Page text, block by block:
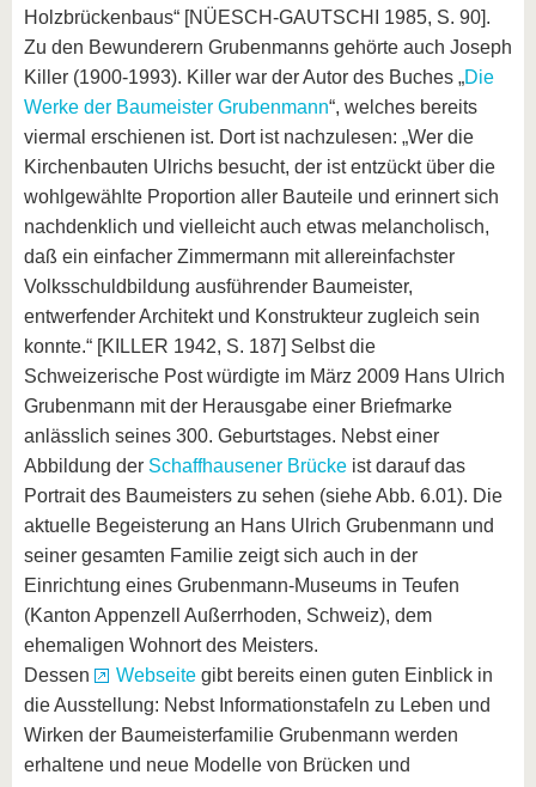
Holzbrückenbaus“ [NÜESCH-GAUTSCHI 1985, S. 90].
Zu den Bewunderern Grubenmanns gehörte auch Joseph
Killer (1900-1993). Killer war der Autor des Buches „Die
Werke der Baumeister Grubenmann“, welches bereits
viermal erschienen ist. Dort ist nachzulesen: „Wer die
Kirchenbauten Ulrichs besucht, der ist entzückt über die
wohlgewählte Proportion aller Bauteile und erinnert sich
nachdenklich und vielleicht auch etwas melancholisch,
daß ein einfacher Zimmermann mit allereinfachster
Volksschuldbildung ausführender Baumeister,
entwerfender Architekt und Konstrukteur zugleich sein
konnte.“ [KILLER 1942, S. 187] Selbst die
Schweizerische Post würdigte im März 2009 Hans Ulrich
Grubenmann mit der Herausgabe einer Briefmarke
anlässlich seines 300. Geburtstages. Nebst einer
Abbildung der Schaffhausener Brücke ist darauf das
Portrait des Baumeisters zu sehen (siehe Abb. 6.01). Die
aktuelle Begeisterung an Hans Ulrich Grubenmann und
seiner gesamten Familie zeigt sich auch in der
Einrichtung eines Grubenmann-Museums in Teufen
(Kanton Appenzell Außerrhoden, Schweiz), dem
ehemaligen Wohnort des Meisters.
Dessen
Webseite gibt bereits einen guten Einblick in
die Ausstellung: Nebst Informationstafeln zu Leben und
Wirken der Baumeisterfamilie Grubenmann werden
erhaltene und neue Modelle von Brücken und